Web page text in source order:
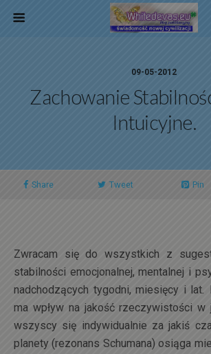
09-05-2012
Zachowanie
Intuicyjne.
Share Tweet Pin
Zwracam się do wszystkich z
stabilności emocjonalnej, mentalnej i
nadchodzących tygodni, miesięcy i lat.
ma wpływ na jakość rzeczywistości w
wszyscy się indywidualnie za jakiś
planety (rezonans Schumana) osiąga